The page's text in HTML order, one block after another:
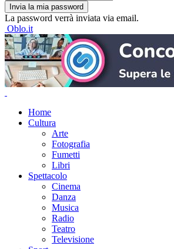
La password verrà inviata via email.
Oblo.it
Home
Cultura
Arte
Fotografia
Fumetti
Libri
Spettacolo
Cinema
Danza
Musica
Radio
Teatro
Televisione